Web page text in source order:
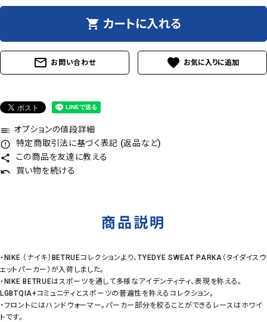
shopping_cart カートに入れる
mail_outline お問い合わせ favorite
toc オプションの値段詳細
error_outline 特定商取引法に基づく表記 (返品など)
share この商品を友達に教える
undo 買い物を続ける
商品説明
・NIKE （ナイキ）BETRUEコレクションより、TYEDYE SWEAT PARKA（タイダイスウ
ェットパーカー）が入荷しました。
・NIKE BETRUEはスポーツを通して多様なアイデンティティ、表現を称える。
LGBTQIA+コミュニティとスポーツの普遍性を称えるコレクション。
・フロントにはハンドウォーマー。パーカー部分を絞ることができるレースはホワイ
トです。